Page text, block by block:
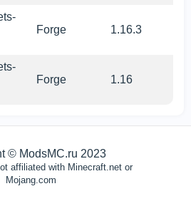
Forge 1.16.3
Forge 1.16
© ModsMC.ru 2023
affiliated with Minecraft.net or
Mojang.com
файлы cookie
нашего сайта.